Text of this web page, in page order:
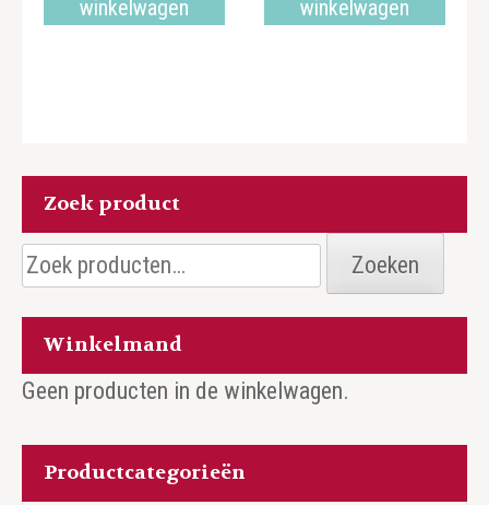
winkelwagen winkelwagen
Zoek product
Zoeken
naar:
Zoeken
Winkelmand
Geen producten in de winkelwagen.
Productcategorieën